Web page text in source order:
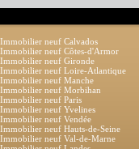
Immobilier neuf Calvados
Immobilier neuf Côtes-d'Armor
Immobilier neuf Gironde
Immobilier neuf Loire-Atlantique
Immobilier neuf Manche
Immobilier neuf Morbihan
Immobilier neuf Paris
Immobilier neuf Yvelines
Immobilier neuf Vendée
Immobilier neuf Hauts-de-Seine
Immobilier neuf Val-de-Marne